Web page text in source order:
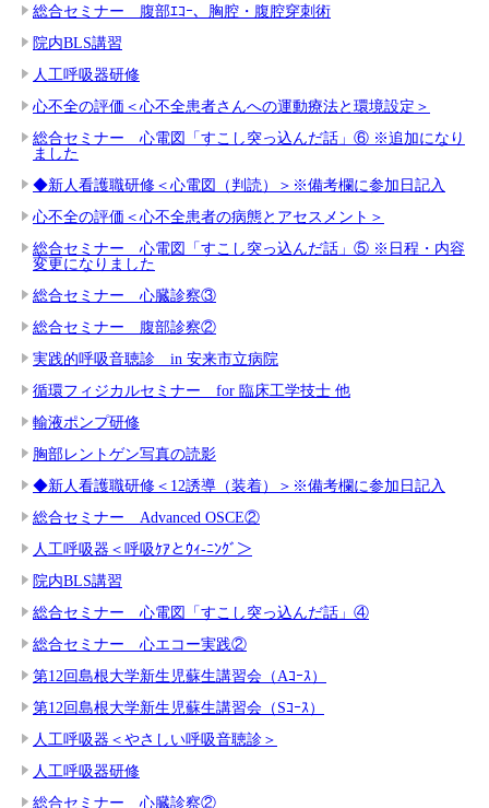
総合セミナー 腹部ｴｺｰ、胸腔・腹腔穿刺術
院内BLS講習
人工呼吸器研修
心不全の評価＜心不全患者さんへの運動療法と環境設定＞
総合セミナー 心電図「すこし突っ込んだ話」⑥ ※追加になり
ました
◆新人看護職研修＜心電図（判読）＞※備考欄に参加日記入
心不全の評価＜心不全患者の病態とアセスメント＞
総合セミナー 心電図「すこし突っ込んだ話」⑤ ※日程・内容
変更になりました
総合セミナー 心臓診察③
総合セミナー 腹部診察②
実践的呼吸音聴診 in 安来市立病院
循環フィジカルセミナー for 臨床工学技士 他
輸液ポンプ研修
胸部レントゲン写真の読影
◆新人看護職研修＜12誘導（装着）＞※備考欄に参加日記入
総合セミナー Advanced OSCE②
人工呼吸器＜呼吸ｹｱとｳｨ-ﾆﾝｸﾞ＞
院内BLS講習
総合セミナー 心電図「すこし突っ込んだ話」④
総合セミナー 心エコー実践②
第12回島根大学新生児蘇生講習会（Aｺｰｽ）
第12回島根大学新生児蘇生講習会（Sｺｰｽ）
人工呼吸器＜やさしい呼吸音聴診＞
人工呼吸器研修
総合セミナー 心臓診察②